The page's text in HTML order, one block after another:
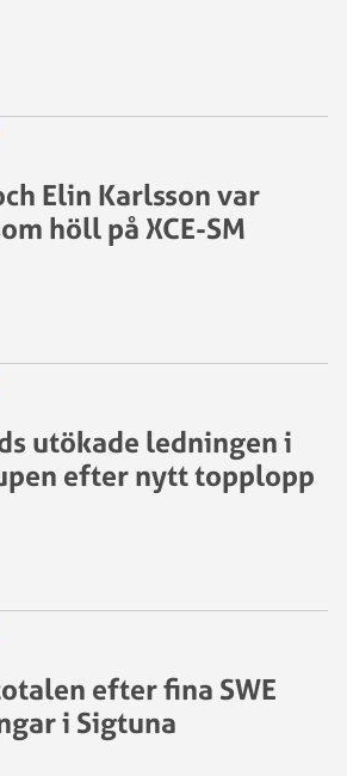
Elin Karlsson var
höll på XCE-SM
utökade ledningen i
efter nytt topplopp
efter fina SWE
i Sigtuna